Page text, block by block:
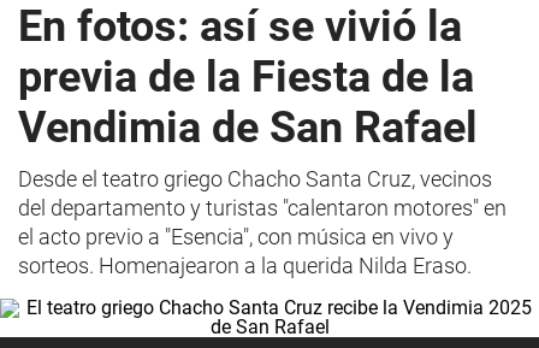
En fotos: así se vivió la
previa de la Fiesta de la
Vendimia de San Rafael
Desde el teatro griego Chacho Santa Cruz, vecinos
del departamento y turistas "calentaron motores" en
el acto previo a "Esencia", con música en vivo y
sorteos. Homenajearon a la querida Nilda Eraso.